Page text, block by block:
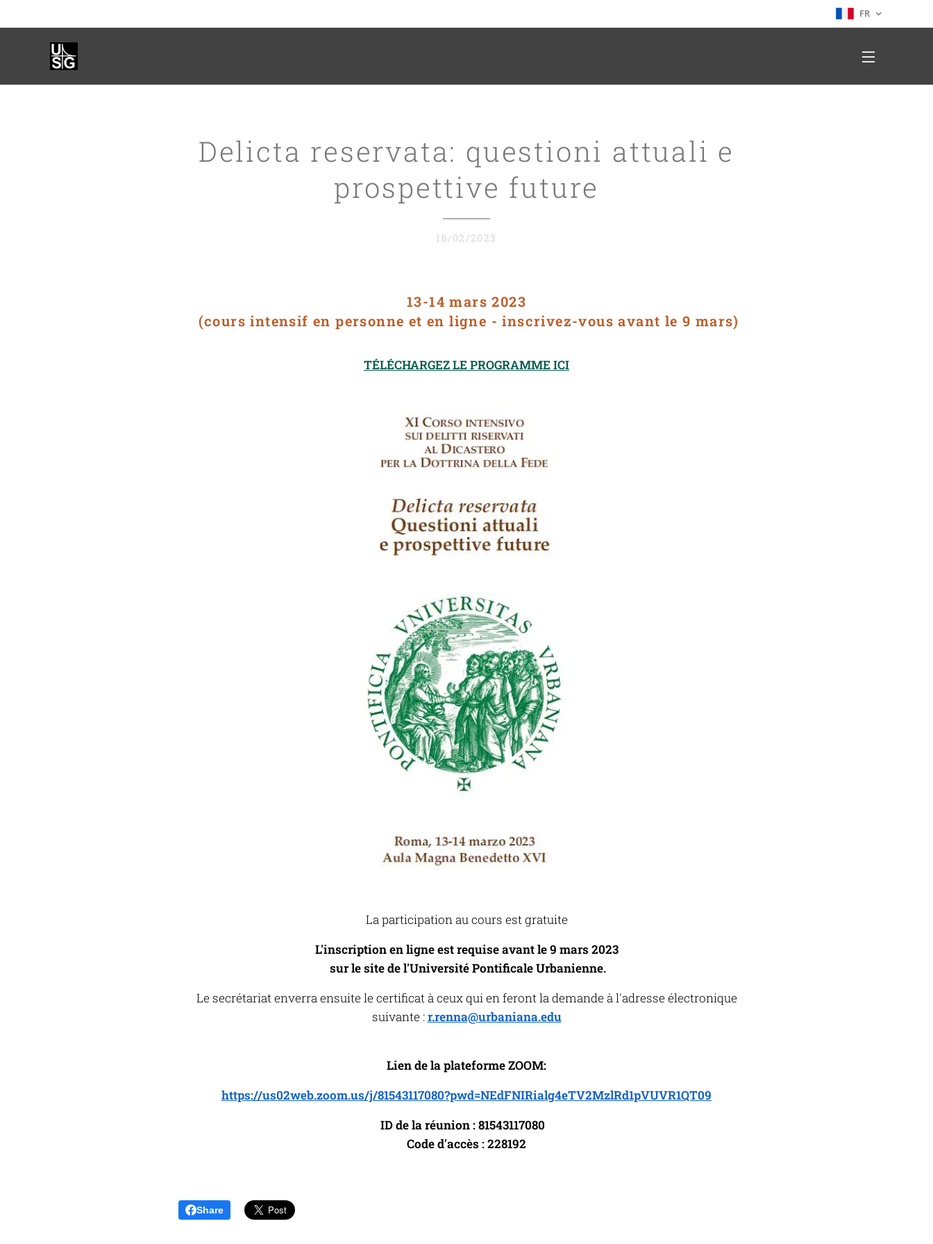
FR
Delicta reservata: questioni attuali e
prospettive future
16/02/2023
13-14 mars 2023
(cours intensif en personne et en ligne - inscrivez-vous avant le 9 mars)
TÉLÉCHARGEZ LE PROGRAMME ICI
La participation au cours est gratuite
L'inscription en ligne est requise avant le 9 mars 2023
sur le site de l'Université Pontificale Urbanienne.
Le secrétariat enverra ensuite le certificat à ceux qui en feront la demande à l'adresse électronique
suivante :r.renna@urbaniana.edu
Lien de la plateforme ZOOM:
https://us02web.zoom.us/j/81543117080?pwd=NEdFNIRialg4eTV2MzlRd1pVUVR1QT09
ID de la réunion : 81543117080
Code d'accès : 228192
Share